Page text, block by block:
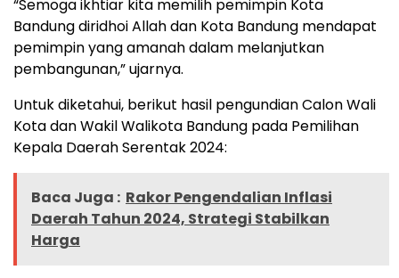
“Semoga ikhtiar kita memilih pemimpin Kota
Bandung diridhoi Allah dan Kota Bandung mendapat
pemimpin yang amanah dalam melanjutkan
pembangunan,” ujarnya.
Untuk diketahui, berikut hasil pengundian Calon Wali
Kota dan Wakil Walikota Bandung pada Pemilihan
Kepala Daerah Serentak 2024:
Baca Juga : Rakor Pengendalian Inflasi
Daerah Tahun 2024, Strategi Stabilkan
Harga